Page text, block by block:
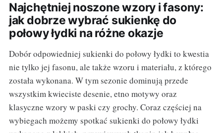
Najchętniej noszone wzory i fasony:
jak dobrze wybrać sukienkę do
połowy łydki na różne okazje
Dobór odpowiedniej sukienki do połowy łydki to kwestia
nie tylko jej fasonu, ale także wzoru i materiału, z którego
została wykonana. W tym sezonie dominują przede
wszystkim kwieciste desenie, etno motywy oraz
klasyczne wzory w paski czy grochy. Coraz częściej na
wybiegach możemy spotkać sukienki do połowy łydki